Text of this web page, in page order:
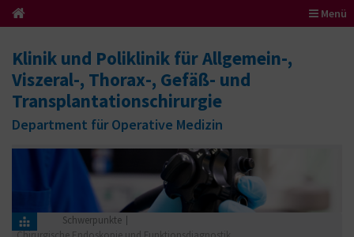
Menü
Klinik und Poliklinik für Allgemein-,
Viszeral-, Thorax-, Gefäß- und
Transplantationschirurgie
Department für Operative Medizin
Schwerpunkte